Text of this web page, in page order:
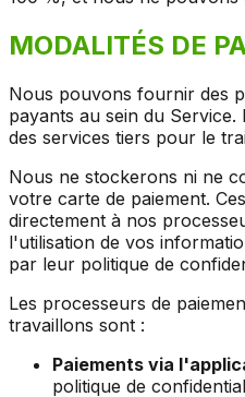
MODALITÉS DE
Nous pouvons fournir des
payants au sein du
des services tiers pour le
Nous ne stockerons ni ne
votre carte de paiement.
directement à nos
l'utilisation de vos
par leur politique de
Les processeurs de
travaillons sont :
Paiements via
politique de